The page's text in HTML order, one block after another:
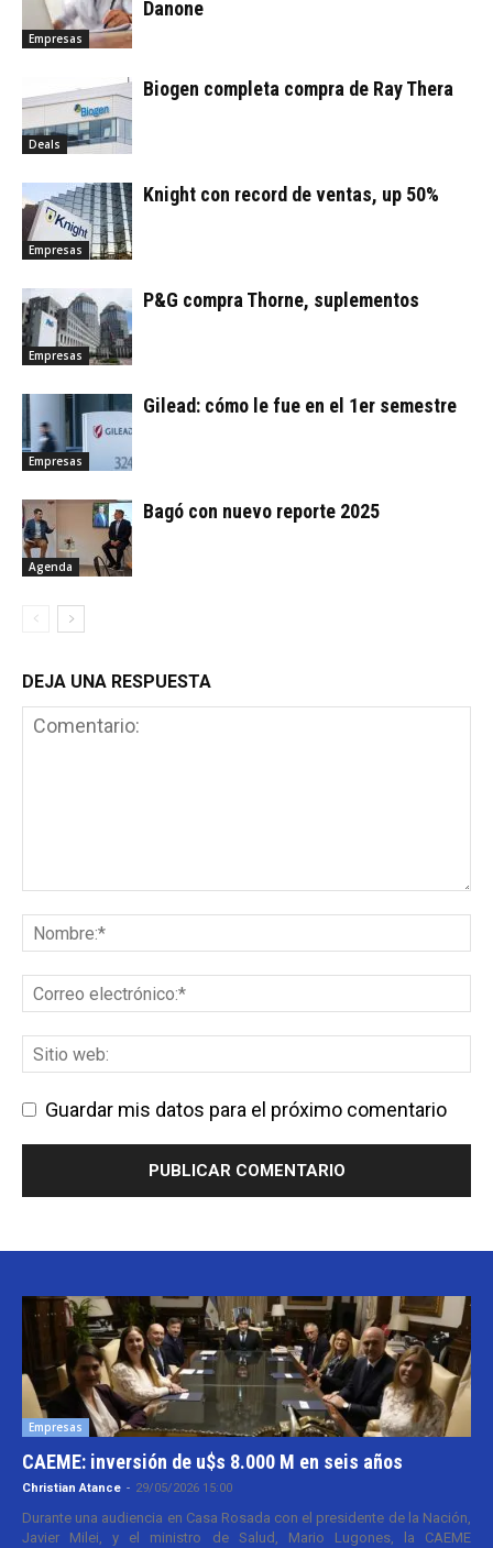
Empresas
Danone
Deals
Biogen completa compra de Ray Thera
Empresas
Knight con record de ventas, up 50%
Empresas
P&G compra Thorne, suplementos
Empresas
Gilead: cómo le fue en el 1er semestre
Agenda
Bagó con nuevo reporte 2025
DEJA UNA RESPUESTA
Guardar mis datos para el próximo comentario
Empresas
CAEME: inversión de u$s 8.000 M en seis años
Christian Atance - 29/05/2026 15:00
Durante una audiencia en Casa Rosada con el presidente de la Nación,
Javier Milei, y el ministro de Salud, Mario Lugones, la CAEME